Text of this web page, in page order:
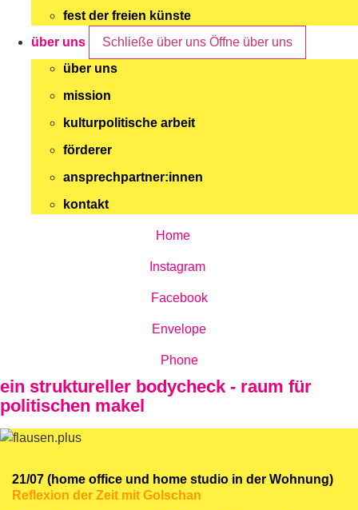
fest der freien künste
über uns
Schließe über uns Öffne über uns
über uns
mission
kulturpolitische arbeit
förderer
ansprechpartner:innen
kontakt
Home
Instagram
Facebook
Envelope
Phone
ein struktureller bodycheck - raum für
politischen makel
21/07 (home office und home studio in der Wohnung)
Reflexion der Zeit mit Golschan